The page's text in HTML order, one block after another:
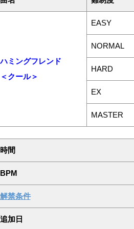
ハミングフレンド
＜クール＞
EASY
NORMAL
HARD
EX
MASTER
時間
BPM
解禁条件
追加日